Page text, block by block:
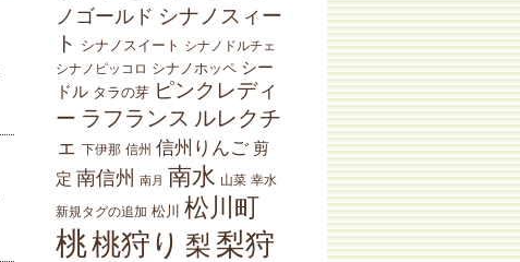
ノゴールド シナノスィー
ト シナノスイート シナノドルチェ
シナノピッコロ シナノホッペ シー
ドル タラの芽 ピンクレディ
ー ラフランス ルレクチ
ェ 下伊那 信州 信州りんご 剪
定 南信州 南月 南水 山菜 幸水
新規タグの追加 松川 松川町
桃桃狩り 梨 梨狩